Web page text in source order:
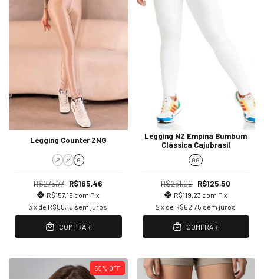
Legging Counter ZNG
P M G
R$275,77 R$165,46
R$157,19 com Pix
3 x de R$55,15 sem juros
COMPRAR
Legging NZ Empina Bumbum
Clássica Cajubrasil
GG
R$251,00 R$125,50
R$119,23 com Pix
2 x de R$62,75 sem juros
COMPRAR
50% OFF